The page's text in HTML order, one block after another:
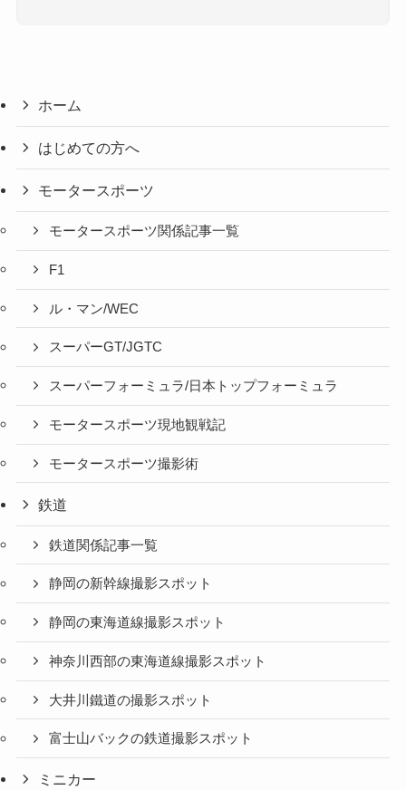
ホーム
はじめての方へ
モータースポーツ
モータースポーツ関係記事一覧
F1
ル・マン/WEC
スーパーGT/JGTC
スーパーフォーミュラ/日本トップフォーミュラ
モータースポーツ現地観戦記
モータースポーツ撮影術
鉄道
鉄道関係記事一覧
静岡の新幹線撮影スポット
静岡の東海道線撮影スポット
神奈川西部の東海道線撮影スポット
大井川鐵道の撮影スポット
富士山バックの鉄道撮影スポット
ミニカー